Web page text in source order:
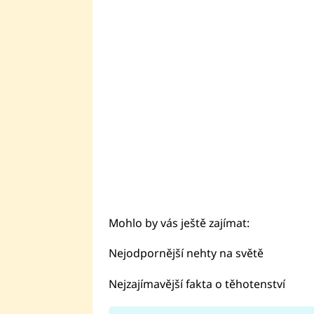
Mohlo by vás ještě zajímat:
Nejodpornější nehty na světě
Nejzajímavější fakta o těhotenství